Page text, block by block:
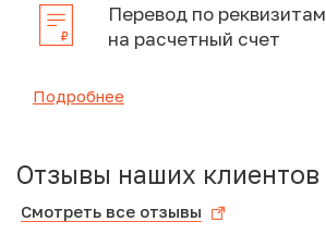
Перевод по реквизитам
на расчетный счет
Подробнее
Отзывы наших клиентов
Смотреть все отзывы